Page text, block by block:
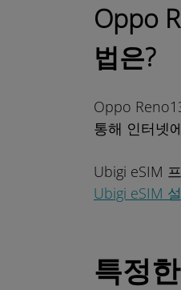
Oppo
법은?
Oppo
통해 인터넷
Ubigi eSIM
Ubigi eSIM
특정